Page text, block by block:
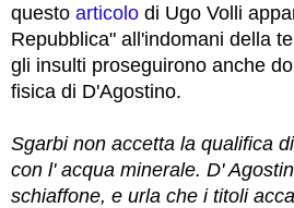
questo articolo di Ugo Volli
Repubblica" all'indomani della
gli insulti proseguirono anche
fisica di D'Agostino.
Sgarbi non accetta la qualifica
con l' acqua minerale. D'
schiaffone, e urla che i titoli